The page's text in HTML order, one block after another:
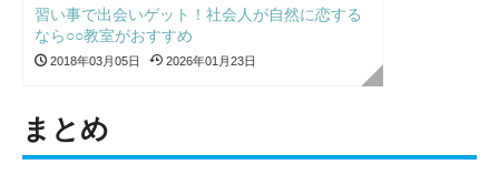
習い事で出会いゲット！社会人が自然に恋する
なら○○教室がおすすめ
2018年03月05日 2026年01月23日
まとめ